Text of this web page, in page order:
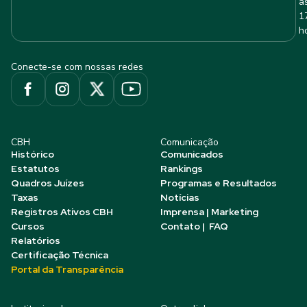
Conecte-se com nossas redes
CBH
Histórico
Estatutos
Quadros Juízes
Taxas
Registros Ativos CBH
Cursos
Relatórios
Certificação Técnica
Portal da Transparência
Comunicação
Comunicados
Rankings
Programas e Resultados
Notícias
Imprensa | Marketing
Contato | FAQ